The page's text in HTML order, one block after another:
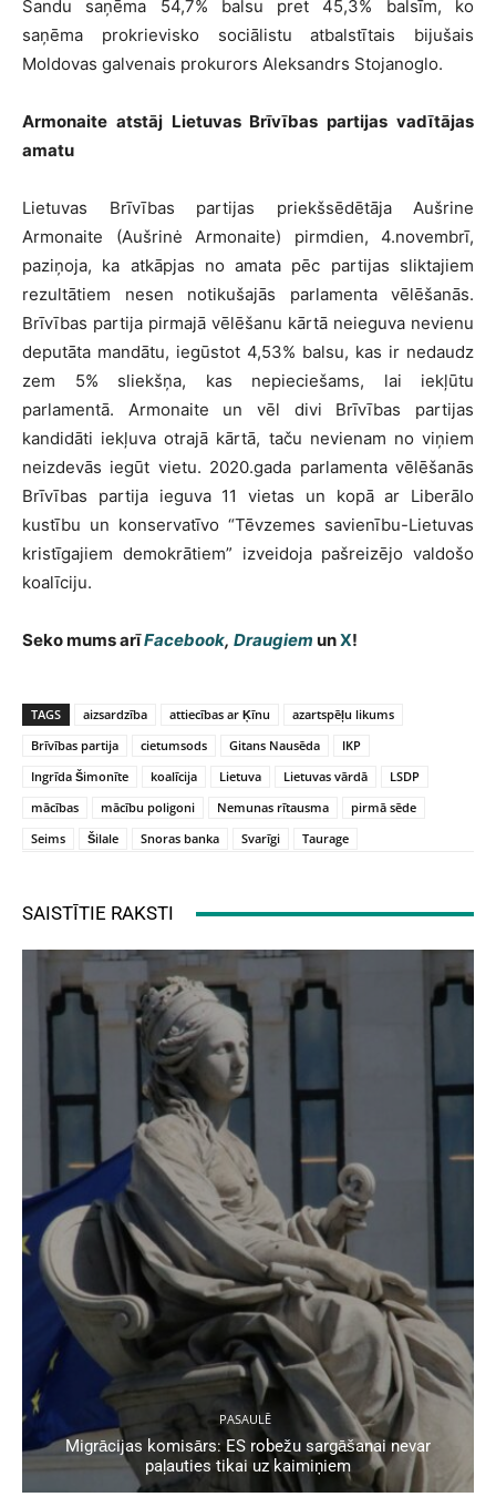
Sandu saņēma 54,7% balsu pret 45,3% balsīm, ko
saņēma prokrievisko sociālistu atbalstītais bijušais
Moldovas galvenais prokurors Aleksandrs Stojanoglo.
Armonaite atstāj Lietuvas Brīvības partijas vadītājas
amatu
Lietuvas Brīvības partijas priekšsēdētāja Aušrine
Armonaite (Aušrinė Armonaite) pirmdien, 4.novembrī,
paziņoja, ka atkāpjas no amata pēc partijas sliktajiem
rezultātiem nesen notikušajās parlamenta vēlēšanās.
Brīvības partija pirmajā vēlēšanu kārtā neieguva nevienu
deputāta mandātu, iegūstot 4,53% balsu, kas ir nedaudz
zem 5% sliekšņa, kas nepieciešams, lai iekļūtu
parlamentā. Armonaite un vēl divi Brīvības partijas
kandidāti iekļuva otrajā kārtā, taču nevienam no viņiem
neizdevās iegūt vietu. 2020.gada parlamenta vēlēšanās
Brīvības partija ieguva 11 vietas un kopā ar Liberālo
kustību un konservatīvo “Tēvzemes savienību-Lietuvas
kristīgajiem demokrātiem” izveidoja pašreizējo valdošo
koalīciju.
Seko mums arīFacebook, Draugiem unX!
TAGS aizsardzība attiecības ar Ķīnu
azartspēļu likums
Brīvības partija
cietumsods Gitans Nausēda
IKP
Ingrīda Šimonīte
koalīcija Lietuva Lietuvas vārdā
LSDP
mācības
mācību poligoni Nemunas rītausma
pirmā sēde
Seims
Šilale Snoras banka Svarīgi Taurage
SAISTĪTIE RAKSTI
PASAULĒ
Migrācijas komisārs: ES robežu sargāšanai nevar
paļauties tikai uz kaimiņiem